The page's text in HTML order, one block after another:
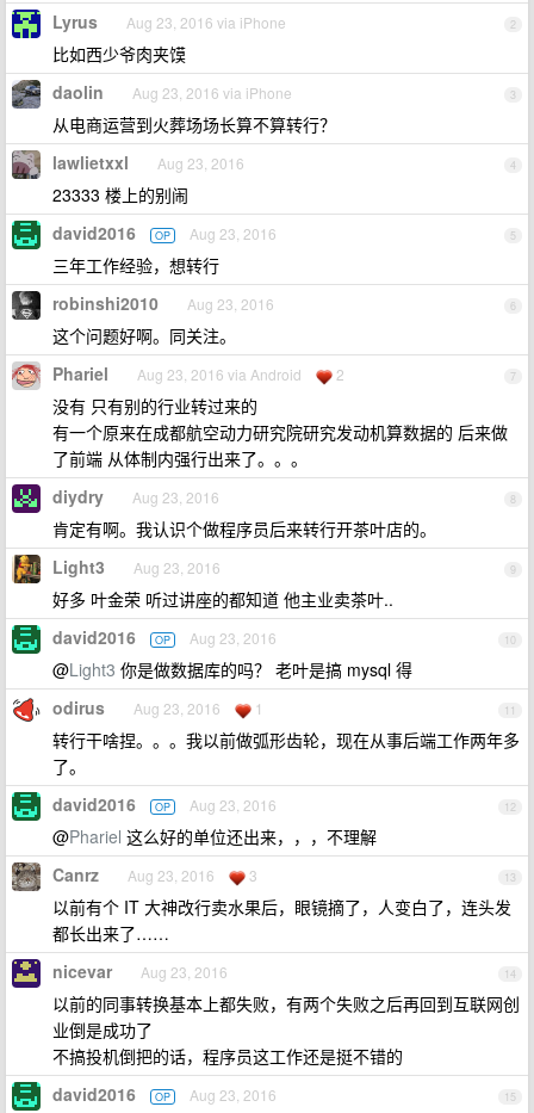
2
Lyrus Aug 23, 2016 via iPhone
比如西少爷肉夹馍
3
daolin Aug 23, 2016 via iPhone
从电商运营到火葬场场长算不算转行？
4
lawlietxxl Aug 23, 2016
23333 楼上的别闹
5
david2016 OP Aug 23, 2016
三年工作经验，想转行
6
robinshi2010 Aug 23, 2016
这个问题好啊。同关注。
7
Phariel Aug 23, 2016 via Android 2
没有 只有别的行业转过来的
有一个原来在成都航空动力研究院研究发动机算数据的 后来做
了前端 从体制内强行出来了。。。
8
diydry Aug 23, 2016
肯定有啊。我认识个做程序员后来转行开茶叶店的。
9
Light3 Aug 23, 2016
好多 叶金荣 听过讲座的都知道 他主业卖茶叶..
10
david2016 OP Aug 23, 2016
@Light3 你是做数据库的吗？ 老叶是搞 mysql 得
11
odirus Aug 23, 2016 1
转行干啥捏。。。我以前做弧形齿轮，现在从事后端工作两年多
了。
12
david2016 OP Aug 23, 2016
@Phariel 这么好的单位还出来，，，不理解
13
Canrz Aug 23, 2016 3
以前有个 IT 大神改行卖水果后，眼镜摘了，人变白了，连头发
都长出来了……
14
nicevar Aug 23, 2016
以前的同事转换基本上都失败，有两个失败之后再回到互联网创
业倒是成功了
不搞投机倒把的话，程序员这工作还是挺不错的
15
david2016 OP Aug 23, 2016